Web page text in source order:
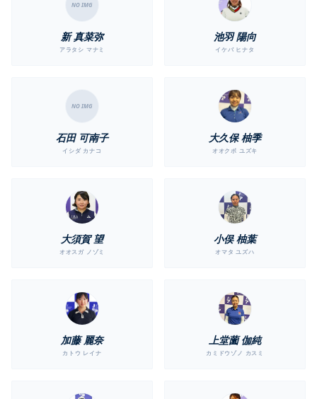
NO IMG
新 真菜弥
アラタシ マナミ
池羽 陽向
イケバ ヒナタ
NO IMG
石田 可南子
イシダ カナコ
大久保 柚季
オオクボ ユズキ
大須賀 望
オオスガ ノゾミ
小俣 柚葉
オマタ ユズハ
加藤 麗奈
カトウ レイナ
上堂薗 伽純
カミドウゾノ カスミ